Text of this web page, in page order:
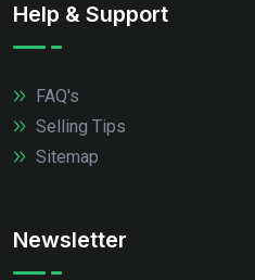
Help & Support
FAQ's
Selling Tips
Sitemap
Newsletter